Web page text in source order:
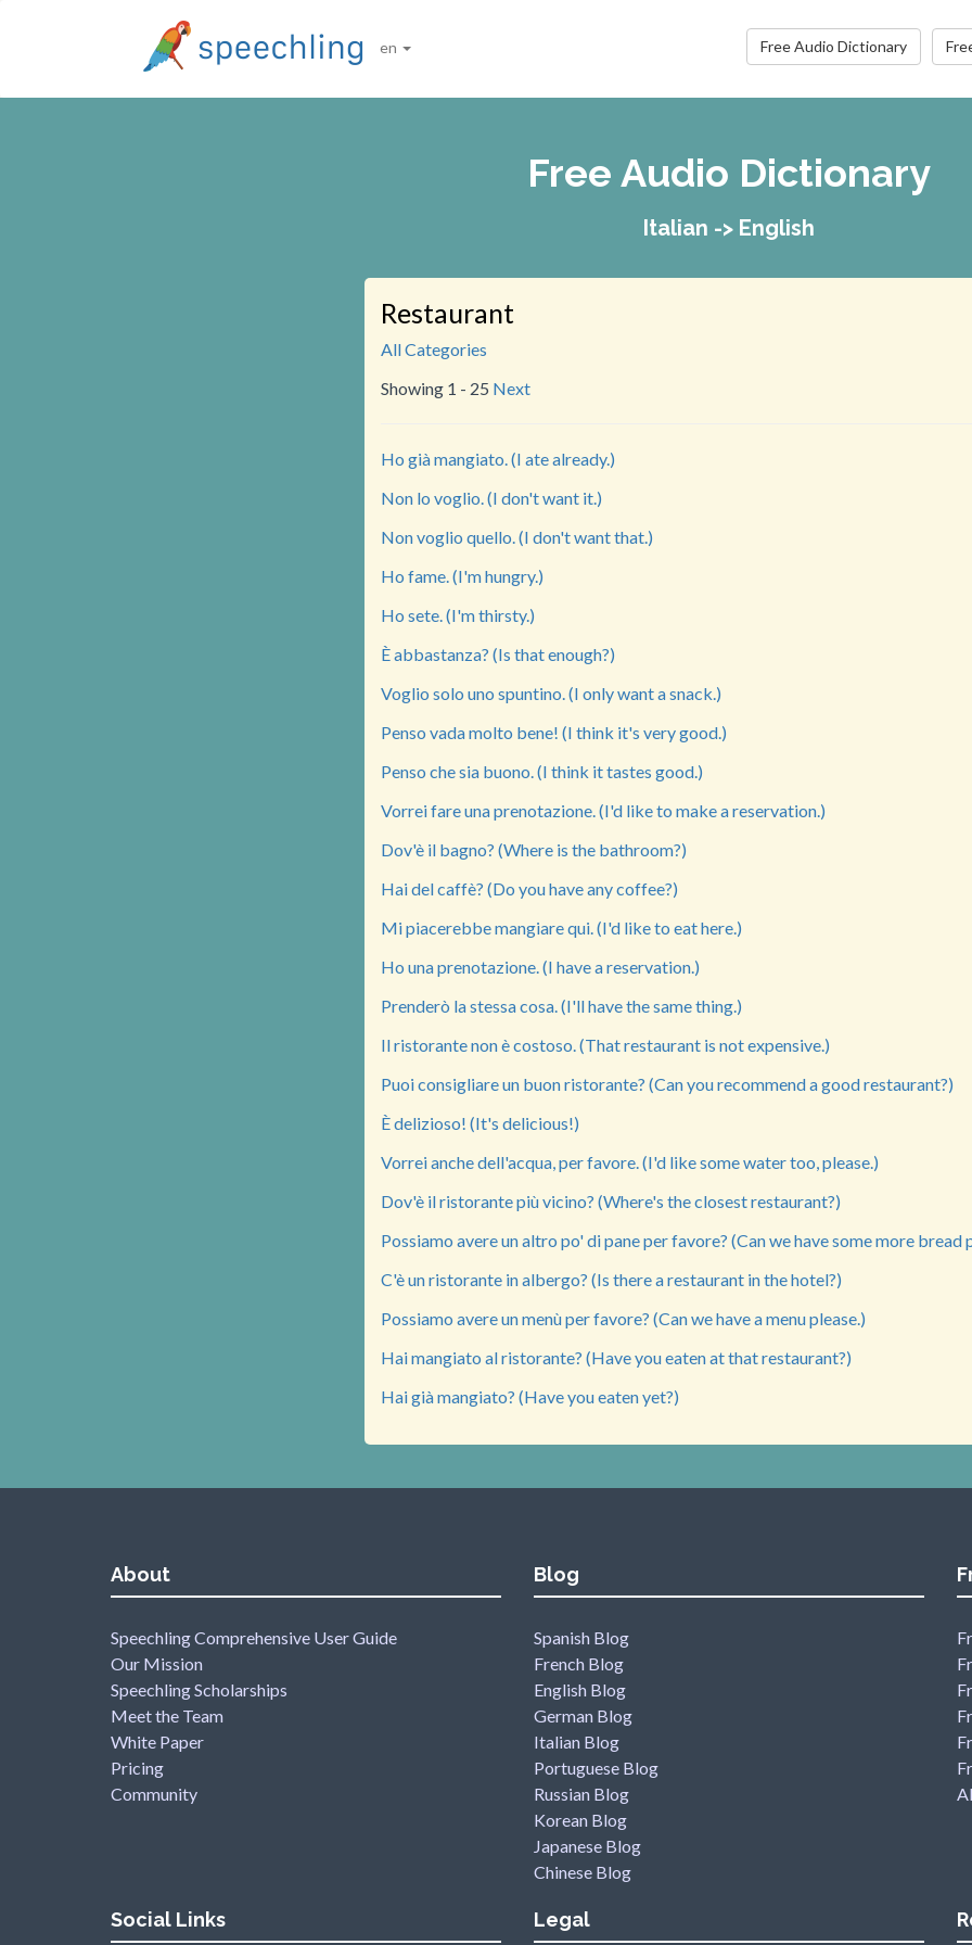
en Free Audio Dictionary
Free Audio Dictionary
Italian -> English
Restaurant
All Categories
Showing 1 - 25 Next
Ho già mangiato. (I ate already.)
Non lo voglio. (I don't want it.)
Non voglio quello. (I don't want that.)
Ho fame. (I'm hungry.)
Ho sete. (I'm thirsty.)
È abbastanza? (Is that enough?)
Voglio solo uno spuntino. (I only want a snack.)
Penso vada molto bene! (I think it's very good.)
Penso che sia buono. (I think it tastes good.)
Vorrei fare una prenotazione. (I'd like to make a reservation.)
Dov'è il bagno? (Where is the bathroom?)
Hai del caffè? (Do you have any coffee?)
Mi piacerebbe mangiare qui. (I'd like to eat here.)
Ho una prenotazione. (I have a reservation.)
Prenderò la stessa cosa. (I'll have the same thing.)
Il ristorante non è costoso. (That restaurant is not expensive.)
Puoi consigliare un buon ristorante? (Can you recommend a good restaurant?)
È delizioso! (It's delicious!)
Vorrei anche dell'acqua, per favore. (I'd like some water too, please.)
Dov'è il ristorante più vicino? (Where's the closest restaurant?)
Possiamo avere un altro po' di pane per favore? (Can we have some more bread
C'è un ristorante in albergo? (Is there a restaurant in the hotel?)
Possiamo avere un menù per favore? (Can we have a menu please.)
Hai mangiato al ristorante? (Have you eaten at that restaurant?)
Hai già mangiato? (Have you eaten yet?)
About
Speechling Comprehensive User Guide
Our Mission
Speechling Scholarships
Meet the Team
White Paper
Pricing
Community
Blog
Spanish Blog
French Blog
English Blog
German Blog
Italian Blog
Portuguese Blog
Russian Blog
Korean Blog
Japanese Blog
Chinese Blog
Social Links Legal